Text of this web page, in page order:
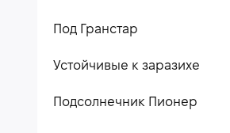
Под Гранстар
Устойчивые к заразихе
Подсолнечник Пионер